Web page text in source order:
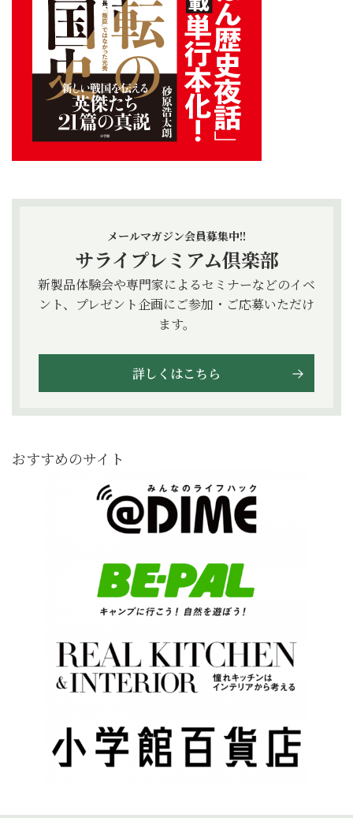
メールマガジン会員募集中!!
サライプレミアム倶楽部
新製品体験会や専門家によるセミナーなどのイベ
ント、プレゼント企画にご参加・ご応募いただけ
ます。
詳しくはこちら
おすすめのサイト